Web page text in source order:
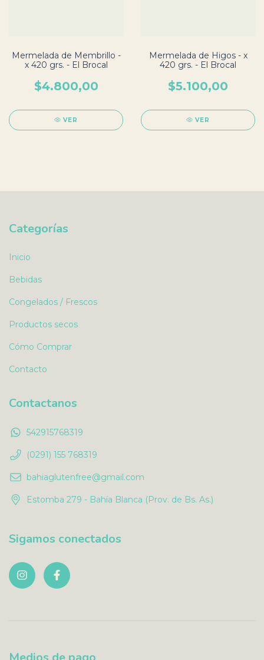
Mermelada de Membrillo -
x 420 grs. - El Brocal
$4.800,00
VER
Mermelada de Higos - x
420 grs. - El Brocal
$5.100,00
VER
Categorías
Inicio
Bebidas
Congelados / Frescos
Productos secos
Cómo Comprar
Contacto
Contactanos
542915768319
(0291) 155 768319
bahiaglutenfree@gmail.com
Estomba 279 - Bahía Blanca (Prov. de Bs. As.)
Sigamos conectados